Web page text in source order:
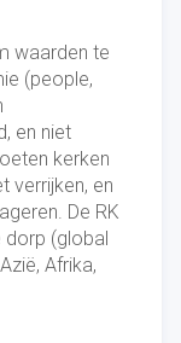
waarden te
(people,
en niet
kerken
verrijken, en
De RK
dorp (global
Afrika,